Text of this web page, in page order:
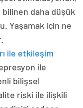
daha düşük
Yaşamak için ne
ile etkileşim
ile
bilişsel
riski ile ilişkili